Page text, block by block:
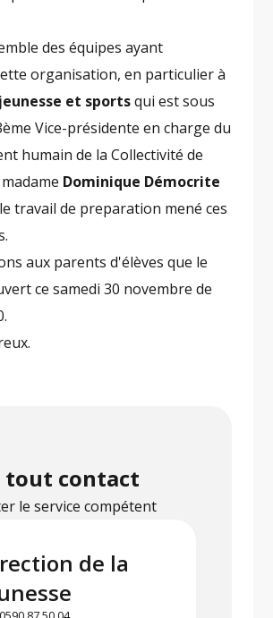
des équipes ayant
organisation, en particulier à
et sportsqui est sous
Vice-présidente en charge du
humain de la Collectivité de
Dominique Démocrite
travail de preparation mené ces
aux parents d'élèves que le
ce samedi 30 novembre de
tout contact
le service compétent
de la